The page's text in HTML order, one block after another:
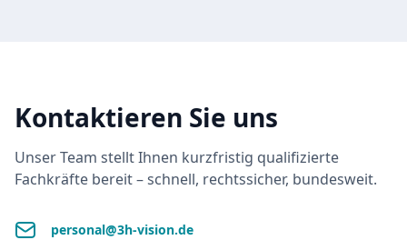
Kontaktieren Sie uns
Unser Team stellt Ihnen kurzfristig qualifizierte
Fachkräfte bereit – schnell, rechtssicher, bundesweit.
personal@3h-vision.de